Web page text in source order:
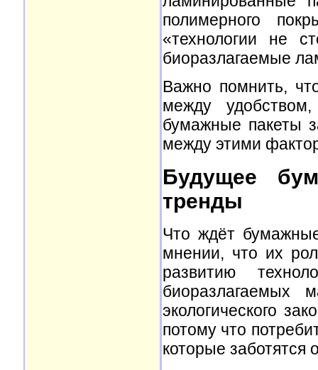
полимерного
«технологии не
биоразлагаемые
Важно помнить,
между
бумажные пакеты
между этими
Будущее
тренды
Что ждёт
мнении, что их
развитию
биоразлагаемых
экологического
потому что
которые заботятся